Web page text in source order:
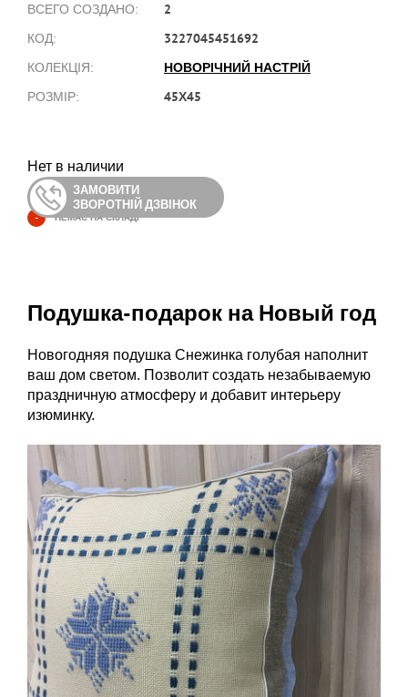
ВСЕГО СОЗДАНО: 2
КОД: 3227045451692
КОЛЕКЦІЯ: НОВОРІЧНИЙ НАСТРІЙ
РОЗМІР: 45Х45
Нет в наличии
ЗАМОВИТИ
ЗВОРОТНІЙ ДЗВІНОК
- НЕМАЄ НА СКЛАДІ
Подушка-подарок на Новый год
Новогодняя подушка Снежинка голубая наполнит
ваш дом светом. Позволит создать незабываемую
праздничную атмосферу и добавит интерьеру
изюминку.